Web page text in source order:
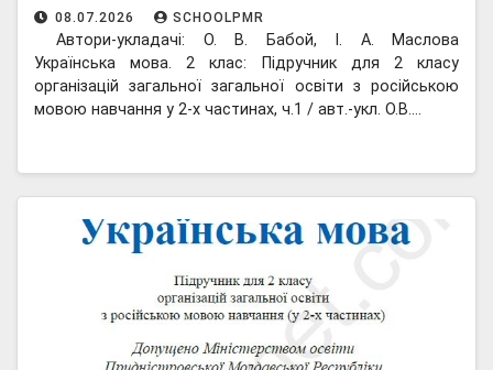
08.07.2026 SCHOOLPMR
Автори-укладачі: О. В. Бабой, І. А. Маслова
Українська мова. 2 клас: Підручник для 2 класу
організацій загальної загальної освіти з російською
мовою навчання у 2-х частинах, ч.1 / авт.-укл. О.В.…